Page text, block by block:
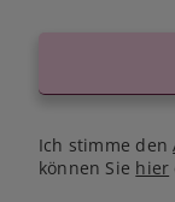
Ich stimme den
können Sie hier